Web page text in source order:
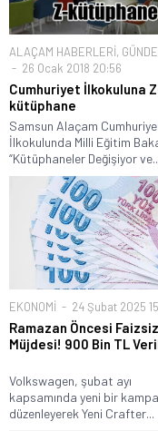
ALAÇAM HABERLERİ,
26 Ocak 2018 20:56
Cumhuriyet İlkokuluna
kütüphane
Samsun Alaçam
İlkokulunda Milli Eğitim
“Kütüphaneler Değişiyor
EKONOMİ 24 Şubat 2025
Ramazan Öncesi
Müjdesi! 900 Bin TL
Volkswagen, şubat ayı
kapsamında yeni bir
düzenleyerek Yeni Crafter...